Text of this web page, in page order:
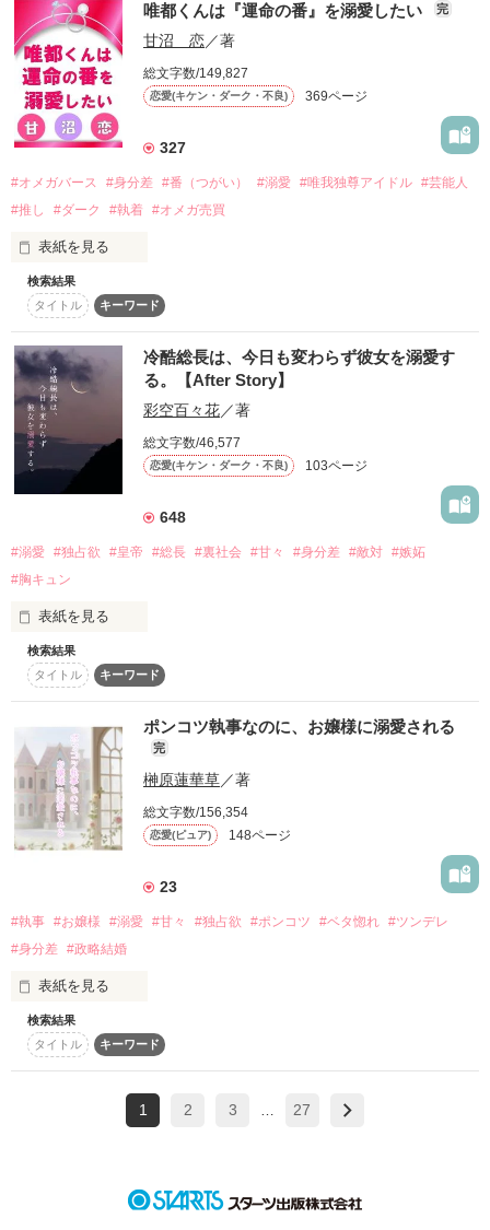
このまま溺れていくしかないのでしょうか
登場する人物・団体・名称等は架空であり、実在のものとは関
係ありません。
作品を読む
愛を知る
しかし、
冷酷非道の王さまは
愛し方を、知らないのでした
☆ベリーズカフェ・ファンタジー部門ランキング1位！ありが
とうございます！
☆レビューありがとうございます！☆
☆蒼月 愛帆*さま
☆あんにゃんどうふさま
☆usamoさま
☆ まみ08さま
それは、
『  最強ランキング  』
一位と二位は長い間、変わらない顔ぶれ
𓐄 𓐄 𓐄 𓐄 𓐄 𓐄 𓐄 𓐄 𓐄 𓐄 𓐄 𓐄 𓐄 𓐄 𓐄 𓐄 𓐄 𓐄 𓐄 𓐄 𓐄 𓐄 𓐄
三位候補 ・ 千秋 奏  (ちあき かなで)
×
「好きになってもらえるよう頑張る！」
奏に一目惚れ ・ 若桜 澪音  (わかさ みお)
𓐄 𓐄 𓐄 𓐄 𓐄 𓐄 𓐄 𓐄 𓐄 𓐄 𓐄 𓐄 𓐄 𓐄 𓐄 𓐄 𓐄 𓐄 𓐄 𓐄 𓐄 𓐄 𓐄
いつもは静かで穏やかな優しい人
だけど
「私が好きって言ったらどうします？
って、どうもしないですよね〜」
「……その倍、キスで返す」
「へぇ。……えぇ!?」
その男らしさ、反則です
【⠀静穏総長も､時には激しく愛したい⠀】
作品を読む
唯都くんは『運命の番』を溺愛したい 完
甘沼 恋／著
総文字数/149,827
恋愛(キケン・ダーク・不良) 369ページ
327
#オメガバース #身分差 #番（つがい） #溺愛 #唯我独尊アイドル #芸能人
#推し
#ダーク #執着 #オメガ売買
表紙を見る
私は家族にも愛されないベータなのに
【やっと出会えた、俺の運命の番】
【アルファの血に誓うよ。君を絶対に幸せにする】
大人気アルファアイドル様に
ファーストキスを奪われそうになっているんですけど
☆彡　　☆彡　　☆彡
運命の番を探すためにアイドルをしている
おっとり王子様顔の腹黒アルファ（α）
（あまがみ　ゆいと）
×
家族に虐げられている
自己犠牲型のベータ？（β）
検索結果
タイトル
キーワード
冷酷総長は、今日も変わらず彼女を溺愛す
る。【After Story】
彩空百々花／著
総文字数/46,577
恋愛(キケン・ダーク・不良) 103ページ
648
#溺愛 #独占欲 #皇帝 #総長 #裏社会 #甘々 #身分差 #敵対 #嫉妬
#胸キュン
表紙を見る
──────❁──────
15代目・霜蘭花派皇帝
飛鳥馬 麗仁
-あすま りと-
七瀬 彩夏
──────❁──────
「あやちゃん、今日も可愛いね」
検索結果
タイトル
キーワード
ポンコツ執事なのに、お嬢様に溺愛される
完
榊原蓮華草／著
総文字数/156,354
恋愛(ピュア) 148ページ
23
#執事 #お嬢様 #溺愛 #甘々 #独占欲 #ポンコツ #ベタ惚れ #ツンデレ
#身分差
#政略結婚
表紙を見る
こんなはずじゃなかったんです。
検索結果
タイトル
キーワード
1 2 3 27